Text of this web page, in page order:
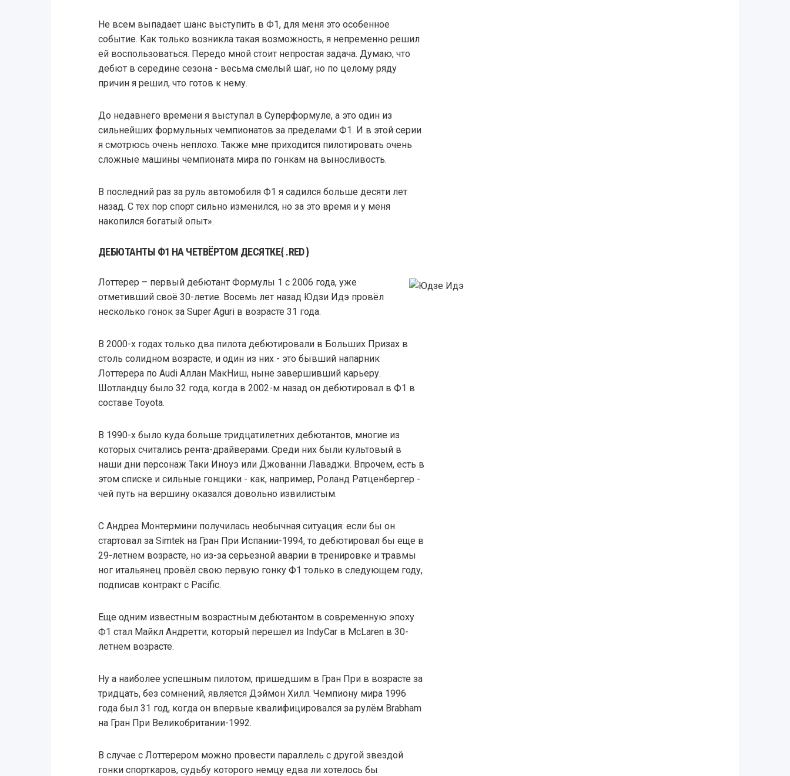
Не всем выпадает шанс выступить в Ф1, для меня это особенное
событие. Как только возникла такая возможность, я непременно решил
ей воспользоваться. Передо мной стоит непростая задача. Думаю, что
дебют в середине сезона - весьма смелый шаг, но по целому ряду
причин я решил, что готов к нему.
До недавнего времени я выступал в Суперформуле, а это один из
сильнейших формульных чемпионатов за пределами Ф1. И в этой серии
я смотрюсь очень неплохо. Также мне приходится пилотировать очень
сложные машины чемпионата мира по гонкам на выносливость.
В последний раз за руль автомобиля Ф1 я садился больше десяти лет
назад. С тех пор спорт сильно изменился, но за это время и у меня
накопился богатый опыт».
ДЕБЮТАНТЫ Ф1 НА ЧЕТВЁРТОМ ДЕСЯТКЕ{ .RED }
Лоттерер – первый дебютант Формулы 1 с 2006 года, уже
отметивший своё 30-летие. Восемь лет назад Юдзи Идэ провёл
несколько гонок за Super Aguri в возрасте 31 года.
В 2000-х годах только два пилота дебютировали в Больших Призах в
столь солидном возрасте, и один из них - это бывший напарник
Лоттерера по Audi Аллан МакНиш, ныне завершивший карьеру.
Шотландцу было 32 года, когда в 2002-м назад он дебютировал в Ф1 в
составе Toyota.
В 1990-х было куда больше тридцатилетних дебютантов, многие из
которых считались рента-драйверами. Среди них были культовый в
наши дни персонаж Таки Иноуэ или Джованни Лаваджи. Впрочем, есть в
этом списке и сильные гонщики - как, например, Роланд Ратценбергер -
чей путь на вершину оказался довольно извилистым.
С Андреа Монтермини получилась необычная ситуация: если бы он
стартовал за Simtek на Гран При Испании-1994, то дебютировал бы еще в
29-летнем возрасте, но из-за серьезной аварии в тренировке и травмы
ног итальянец провёл свою первую гонку Ф1 только в следующем году,
подписав контракт с Pacific.
Еще одним известным возрастным дебютантом в современную эпоху
Ф1 стал Майкл Андретти, который перешел из IndyCar в McLaren в 30-
летнем возрасте.
Ну а наиболее успешным пилотом, пришедшим в Гран При в возрасте за
тридцать, без сомнений, является Дэймон Хилл. Чемпиону мира 1996
года был 31 год, когда он впервые квалифицировался за рулём Brabham
на Гран При Великобритании-1992.
В случае с Лоттерером можно провести параллель с другой звездой
гонки спорткаров, судьбу которого немцу едва ли хотелось бы